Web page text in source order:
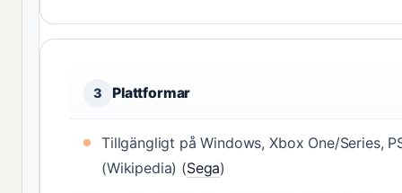
3 Plattformar
Tillgängligt på Windows, Xbox One/Series,
(Wikipedia) (Sega)